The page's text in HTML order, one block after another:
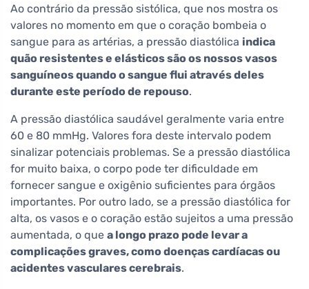
Ao contrário da pressão sistólica, que nos mostra os
valores no momento em que o coração bombeia o
sangue para as artérias, a pressão diastólica indica
quão resistentes e elásticos são os nossos vasos
sanguíneos quando o sangue flui através deles
durante este período de repouso.
A pressão diastólica saudável geralmente varia entre
60 e 80 mmHg. Valores fora deste intervalo podem
sinalizar potenciais problemas. Se a pressão diastólica
for muito baixa, o corpo pode ter dificuldade em
fornecer sangue e oxigênio suficientes para órgãos
importantes. Por outro lado, se a pressão diastólica for
alta, os vasos e o coração estão sujeitos a uma pressão
aumentada, o que a longo prazo pode levar a
complicações graves, como doenças cardíacas ou
acidentes vasculares cerebrais.